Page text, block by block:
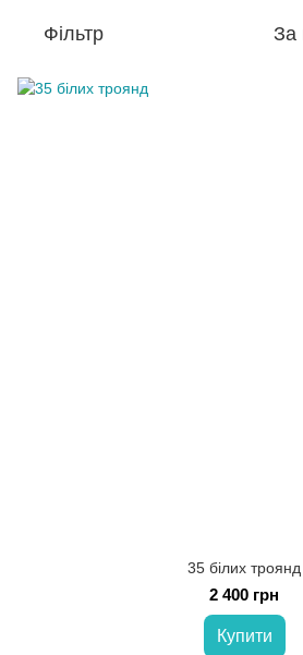
Фільтр За
35 білих троянд
2 400 грн
Купити